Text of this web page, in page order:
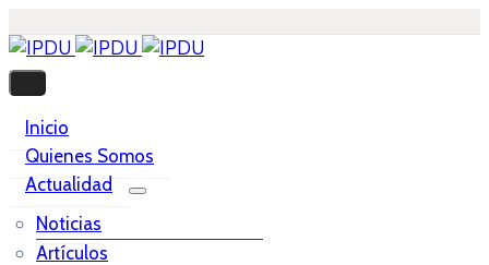
Inicio
Quienes Somos
Actualidad
Noticias
Artículos